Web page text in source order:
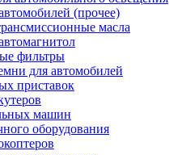
(прочее)
масла
фильтры
для автомобилей
приставок
машин
оборудования